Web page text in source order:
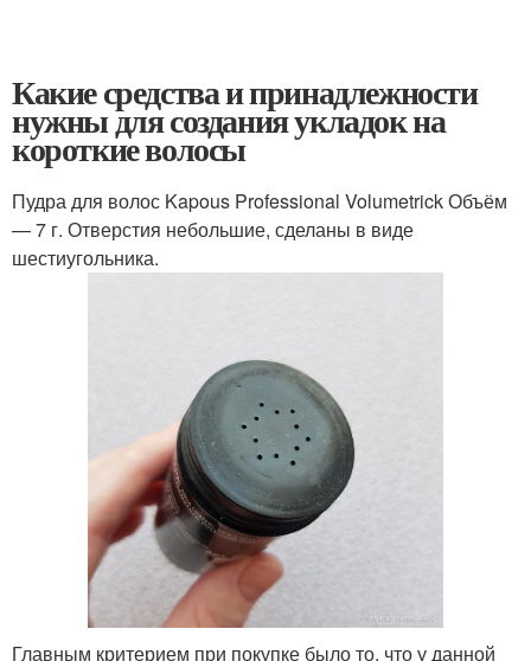
Какие средства и принадлежности
нужны для создания укладок на
короткие волосы
Пудра для волос Kapous Professional Volumetrick Объём
— 7 г. Отверстия небольшие, сделаны в виде
шестиугольника.
Главным критерием при покупке было то, что у данной